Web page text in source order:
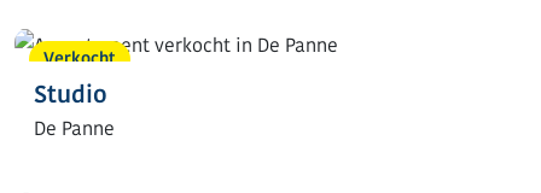
Verkocht
Studio
De Panne